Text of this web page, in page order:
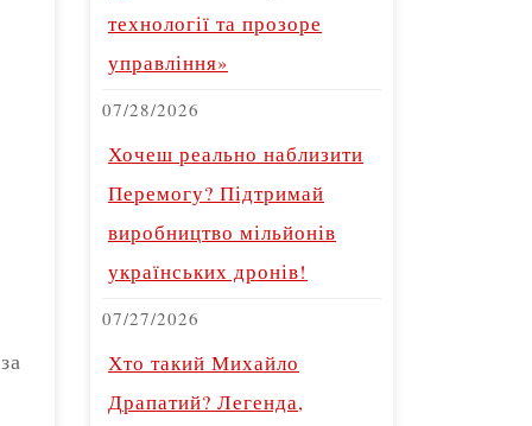
технології та прозоре
управління»
07/28/2026
Хочеш реально наблизити
Перемогу? Підтримай
виробництво мільйонів
українських дронів!
07/27/2026
Хто такий Михайло
Драпатий? Легенда,